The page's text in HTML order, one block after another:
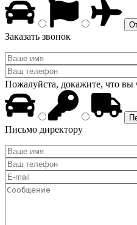
Заказать звонок
Пожалуйста, докажите, что вы
Письмо директору